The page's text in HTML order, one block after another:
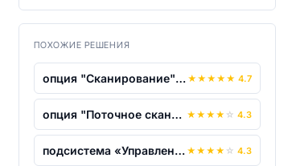
ПОХОЖИЕ РЕШЕНИЯ
опция "Сканирование" для системы "ДЕЛО... ★ ★ ★ ★ ★ 4.7
опция "Поточное сканирование" для сист... ★ ★ ★ ★ ☆ 4.3
подсистема «Управление процессами» ★ ★ ★ ★ ☆ 4.3